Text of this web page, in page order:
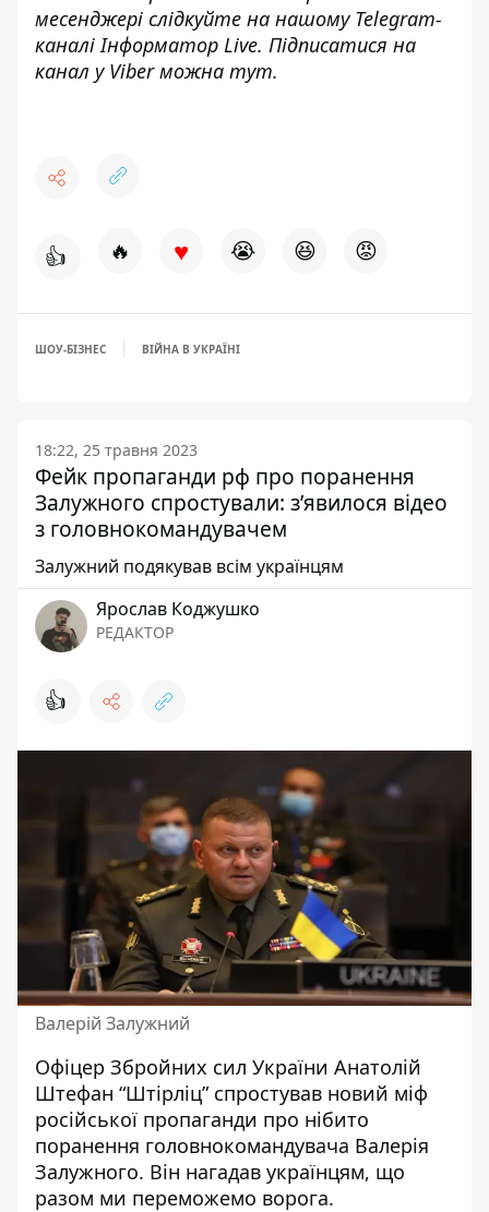
месенджері слідкуйте на нашому Telegram-
каналіІнформатор Live. Підписатися на
канал у Viber можна тут.
👍 🔥 ♥ 😭 😆 😡
ШОУ-БІЗНЕС ВІЙНА В УКРАЇНІ
18:22, 25 травня 2023
Фейк пропаганди рф про поранення
Залужного спростували: з’явилося відео
з головнокомандувачем
Залужний подякував всім українцям
Ярослав Коджушко
РЕДАКТОР
👍
Валерій Залужний
Офіцер Збройних сил України Анатолій
Штефан “Штірліц” спростував новий міф
російської пропаганди про нібито
поранення головнокомандувача Валерія
Залужного. Він нагадав українцям, що
разом ми переможемо ворога.